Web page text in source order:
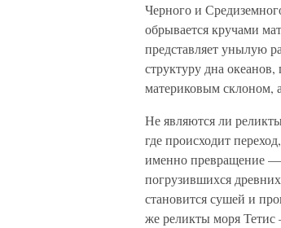
Черного и
обрывается кручами
представляет унылую
структуру дна
материковым склоном,
Не являются ли
где происходит
именно превращение —
погрузившихся
становится сушей и
же реликты моря Тетис